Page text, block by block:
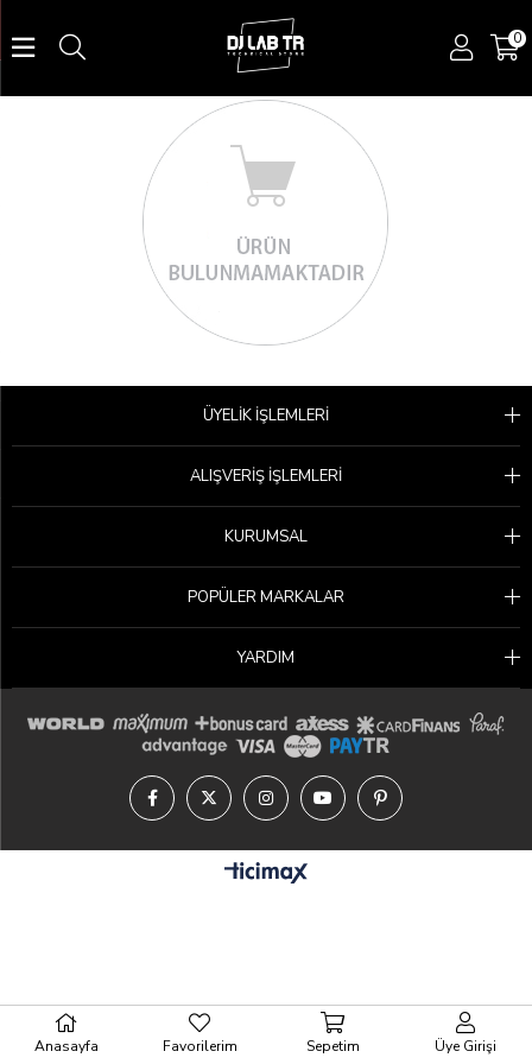
0
ÜYELİK İŞLEMLERİ
ALIŞVERİŞ İŞLEMLERİ
KURUMSAL
POPÜLER MARKALAR
YARDIM
Anasayfa Favorilerim Sepetim Üye Girişi